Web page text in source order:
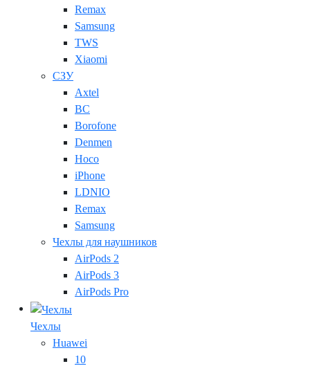
Remax
Samsung
TWS
Xiaomi
СЗУ
Axtel
BC
Borofone
Denmen
Hoco
iPhone
LDNIO
Remax
Samsung
Чехлы для наушников
AirPods 2
AirPods 3
AirPods Pro
Чехлы
Huawei
10